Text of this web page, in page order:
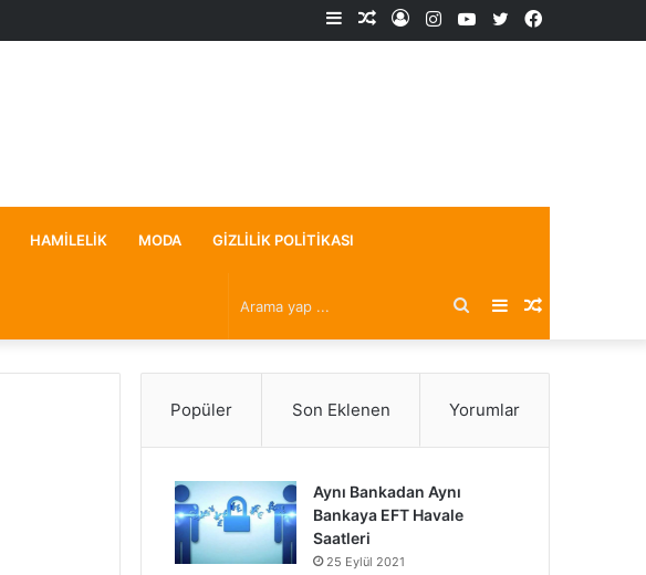
Facebook
X
YouTube
Instagram
Kayıt
Rastgele
Kenar
HAMILELIK MODA GIZLILIK POLITIKASI
Rastgele
Makale
Kenar
Bölmesi
Arama
yap
Popüler Son Eklenen Yorumlar
Aynı Bankadan Aynı
Bankaya EFT Havale
Saatleri
25 Eylül 2021